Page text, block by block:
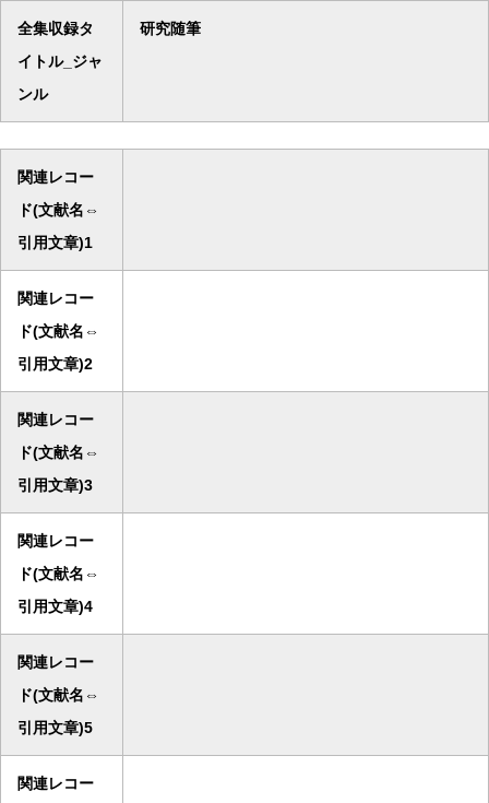
全集収録タ
イトル_ジャ
ンル
研究随筆
関連レコー
ド(文献名⇔
引用文章)1
関連レコー
ド(文献名⇔
引用文章)2
関連レコー
ド(文献名⇔
引用文章)3
関連レコー
ド(文献名⇔
引用文章)4
関連レコー
ド(文献名⇔
引用文章)5
関連レコー